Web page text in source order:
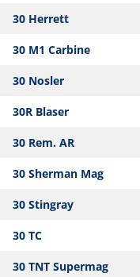
30 Herrett
30 M1 Carbine
30 Nosler
30R Blaser
30 Rem. AR
30 Sherman Mag
30 Stingray
30 TC
30 TNT Supermag